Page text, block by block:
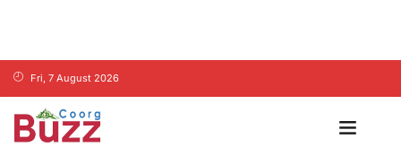
Fri, 7 August 2026